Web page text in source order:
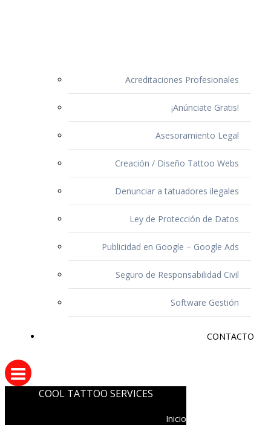
Acreditaciones Profesionales
¡Anúnciate Gratis!
Asesoramiento Legal
Creación / Diseño Tattoo Webs
Denunciar a tatuadores ilegales
Ley de Protección de Datos
Publicidad en Google – Google Ads
Seguro de Responsabilidad Civil
Software Gestión
CONTACTO
COOL TATTOO SERVICES
Inicio